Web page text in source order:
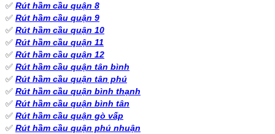
✅ Rút hầm cầu quận 8
✅ Rút hầm cầu quận 9
✅ Rút hầm cầu quận 10
✅ Rút hầm cầu quận 11
✅ Rút hầm cầu quận 12
✅ Rút hầm cầu quận tân bình
✅ Rút hầm cầu quận tân phú
✅ Rút hầm cầu quận bình thạnh
✅ Rút hầm cầu quận bình tân
✅ Rút hầm cầu quận gò vấp
✅ Rút hầm cầu quận phú nhuận